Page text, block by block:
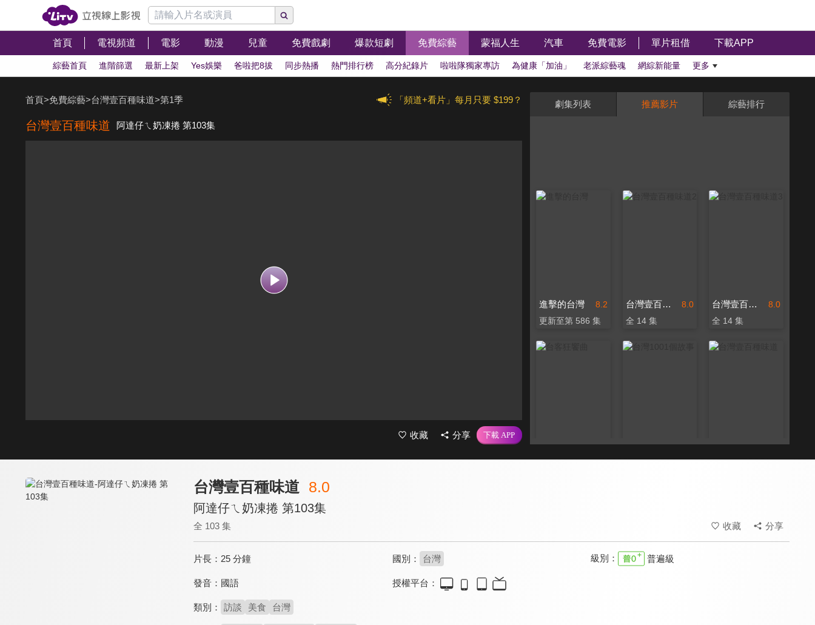
首頁 電視頻道 電影 動漫 兒童 免費戲劇 爆款短劇 免費綜藝 蒙福人生 汽車 免費電影 單片租借 下載APP
綜藝首頁 進階篩選 最新上架 Yes娛樂 爸啦把8拔 同步熱播 熱門排行榜 高分紀錄片 啦啦隊獨家專訪 為健康「加油」 老派綜藝魂 網綜新能量 更多
「頻道+看片」每月只要 $199？
首頁>免費綜藝>台灣壹百種味道>第1季
台灣壹百種味道 阿達仔ㄟ奶凍捲 第103集
收藏 分享
劇集列表 推薦影片 綜藝排行
8.2
進擊的台灣
更新至第 586 集
8.0
台灣壹百種味道2
全 14 集
8.0
台灣壹百種味道3
全 14 集
台灣壹百種味道 8.0
阿達仔ㄟ奶凍捲 第103集
全 103 集 收藏 分享
片長： 25 分鐘 國別： 台灣 級別： 普遍級
發音： 國語 授權平台：
類別： 訪談 美食 台灣